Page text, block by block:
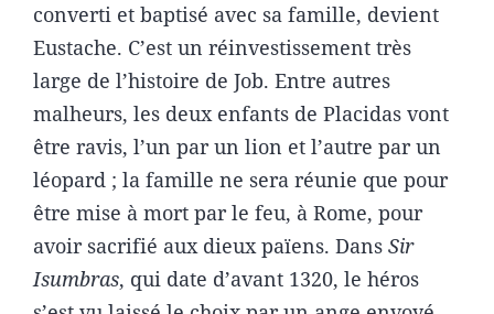
converti et baptisé avec sa famille, devient
Eustache. C’est un réinvestissement très
large de l’histoire de Job. Entre autres
malheurs, les deux enfants de Placidas vont
être ravis, l’un par un lion et l’autre par un
léopard ; la famille ne sera réunie que pour
être mise à mort par le feu, à Rome, pour
avoir sacrifié aux dieux païens. Dans Sir
Isumbras, qui date d’avant 1320, le héros